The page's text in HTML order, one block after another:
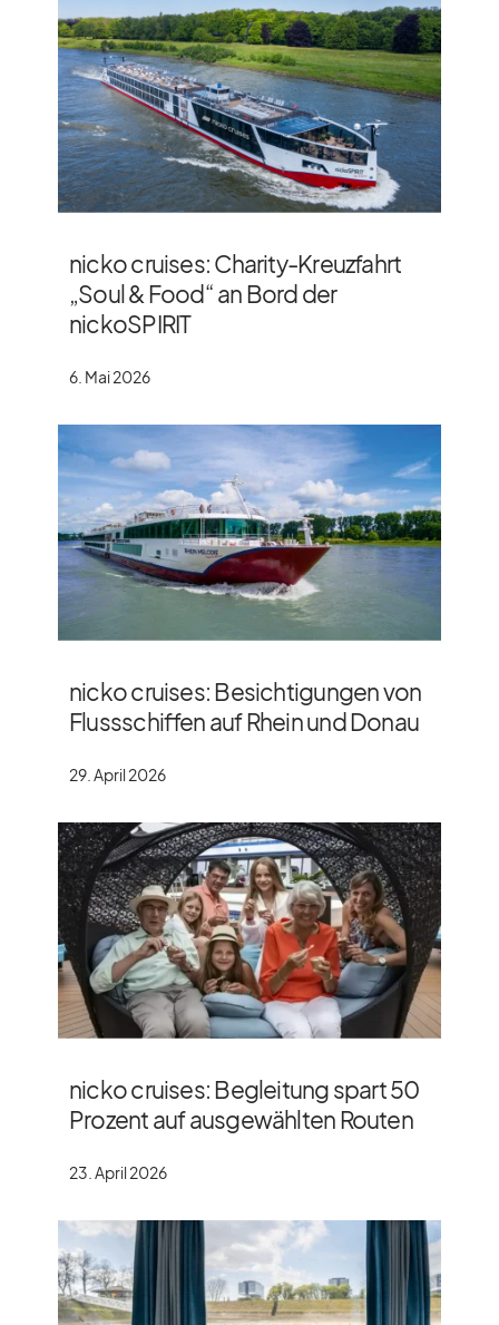
nicko cruises: Charity-Kreuzfahrt
„Soul & Food“ an Bord der
nickoSPIRIT
6. Mai 2026
nicko cruises: Besichtigungen von
Flussschiffen auf Rhein und Donau
29. April 2026
nicko cruises: Begleitung spart 50
Prozent auf ausgewählten Routen
23. April 2026